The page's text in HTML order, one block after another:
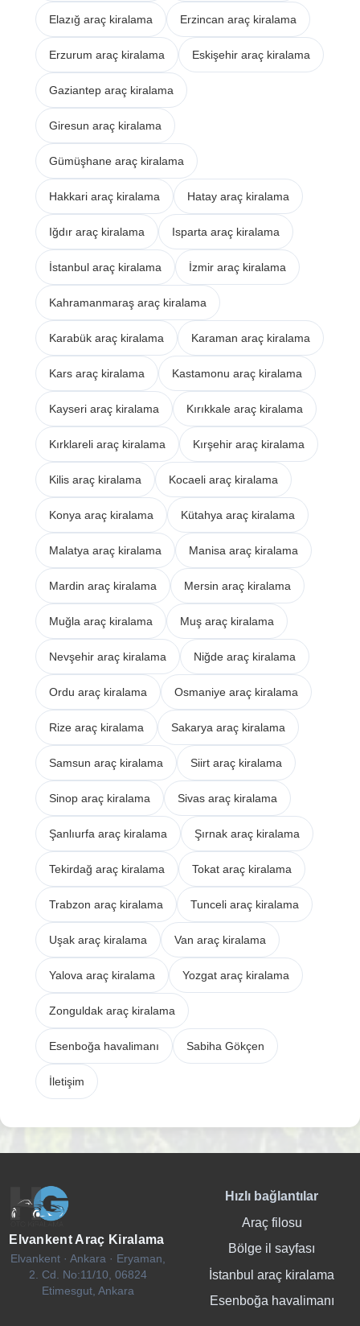
Elazığ araç kiralama Erzincan araç kiralama
Erzurum araç kiralama Eskişehir araç kiralama
Gaziantep araç kiralama
Giresun araç kiralama
Gümüşhane araç kiralama
Hakkari araç kiralama Hatay araç kiralama
Iğdır araç kiralama Isparta araç kiralama
İstanbul araç kiralama İzmir araç kiralama
Kahramanmaraş araç kiralama
Karabük araç kiralama Karaman araç kiralama
Kars araç kiralama Kastamonu araç kiralama
Kayseri araç kiralama Kırıkkale araç kiralama
Kırklareli araç kiralama Kırşehir araç kiralama
Kilis araç kiralama Kocaeli araç kiralama
Konya araç kiralama Kütahya araç kiralama
Malatya araç kiralama Manisa araç kiralama
Mardin araç kiralama Mersin araç kiralama
Muğla araç kiralama Muş araç kiralama
Nevşehir araç kiralama Niğde araç kiralama
Ordu araç kiralama Osmaniye araç kiralama
Rize araç kiralama Sakarya araç kiralama
Samsun araç kiralama Siirt araç kiralama
Sinop araç kiralama Sivas araç kiralama
Şanlıurfa araç kiralama Şırnak araç kiralama
Tekirdağ araç kiralama Tokat araç kiralama
Trabzon araç kiralama Tunceli araç kiralama
Uşak araç kiralama Van araç kiralama
Yalova araç kiralama Yozgat araç kiralama
Zonguldak araç kiralama
Esenboğa havalimanı Sabiha Gökçen
İletişim
Elvankent Araç Kiralama
Elvankent · Ankara · Eryaman,
2. Cd. No:11/10, 06824
Etimesgut, Ankara
Hızlı bağlantılar
Araç filosu
Bölge il sayfası
İstanbul araç kiralama
Esenboğa havalimanı